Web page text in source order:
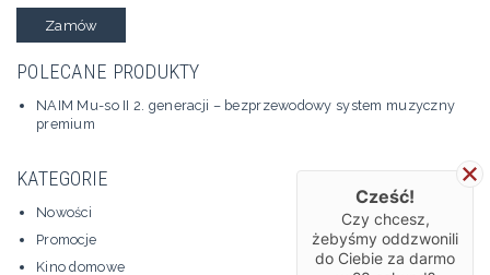
Zamów
POLECANE PRODUKTY
NAIM Mu-so II 2. generacji – bezprzewodowy system muzyczny
premium
KATEGORIE
Nowości
Promocje
Kino domowe
Cześć!
Czy chcesz,
żebyśmy oddzwonili
do Ciebie za darmo